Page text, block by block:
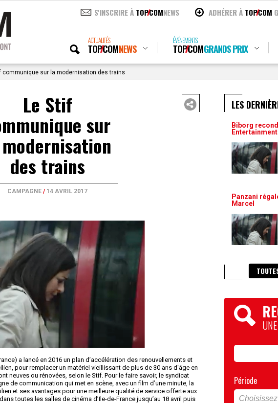
S'INSCRIRE À TOPCOMNEWS ADHÉRER À TOPCOM
ACTUALITÉS
TOPCOMNEWS
ÉVÉNEMENTS
TOPCOMGRANDS PRIX
communique sur la modernisation des trains
Le Stif
sur
des trains
CAMPAGNE / 14 AVRIL 2017
a lancé en 2016 un plan d’accélération des renouvellements et
pour remplacer un matériel vieillissant de plus de 30 ans d'âge en
neuves ou rénovées, selon le Stif. Pour le faire savoir, le syndicat
de communication qui met en scène, avec un film d’une minute, la
et ses avantages pour une meilleure qualité de service offerte aux
toutes les salles de cinéma d’Ile-de-France jusqu’au 18 avril puis
LES
Biborg
Entertainment
Panzani
Marcel
Période